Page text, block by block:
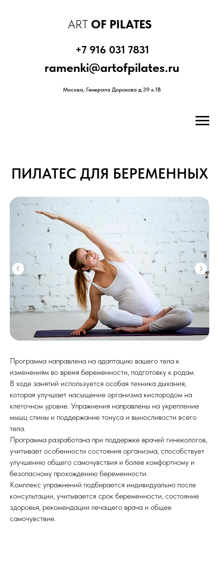
ART OF PILATES
+7 916 031 7831
ramenki@artofpilates.ru
Москва, Генерала Дорохова д.39 к.1В
ПИЛАТЕС ДЛЯ БЕРЕМЕННЫХ
Программа направлена на адаптацию вашего тела к
изменениям во время беременности, подготовку к родам.
В ходе занятий используется особая техника дыхания,
которая улучшает насыщение организма кислородом на
клеточном уровне. Упражнения направлены на укрепление
мышц спины и поддержание тонуса и выносливости всего
тела.
Программа разработана при поддержке врачей гинекологов,
учитывает особенности состояния организма, способствует
улучшению общего самочувствия и более комфортному и
безопасному прохождению беременности.
Комплекс упражнений подбирается индивидуально после
консультации, учитывается срок беременности, состояние
здоровья, рекомендации лечащего врача и общее
самочувствие.